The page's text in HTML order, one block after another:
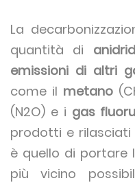
La
quantità di
emissioni di altri
come il metano
(N2O) e i gas
prodotti e rilasciati
è quello di portare
più vicino